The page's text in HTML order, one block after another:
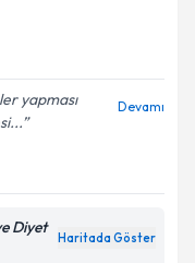
yapması
Devamı
Diyet
Haritada Göster